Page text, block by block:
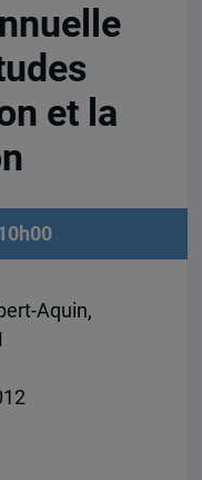
et la
Aquin,